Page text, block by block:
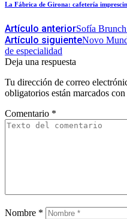
La Fábrica de Girona: cafetería
Artículo anteriorSofía
Artículo siguienteNovo
de especialidad
Deja una respuesta
Tu dirección de correo
obligatorios están marcados con
Comentario *
Nombre *